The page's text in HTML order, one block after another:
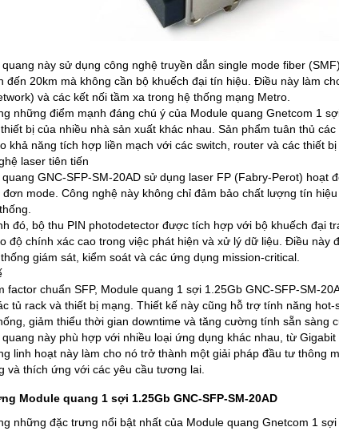
quang này sử dụng công nghệ truyền dẫn single mode fiber
đến 20km mà không cần bộ khuếch đại tín hiệu. Điều này làm
và các kết nối tầm xa trong hệ thống mạng Metro.
những điểm mạnh đáng chú ý của Module quang Gnetcom 1
bị của nhiều nhà sản xuất khác nhau. Sản phẩm tuân thủ
khả năng tích hợp liền mạch với các switch, router và các thiết bị
laser tiên tiến
quang GNC-SFP-SM-20AD sử dụng laser FP (Fabry-Perot)
mode. Công nghệ này không chỉ đảm bảo chất lượng tín
đó, bộ thu PIN photodetector được tích hợp với bộ khuếch đại
độ chính xác cao trong việc phát hiện và xử lý dữ liệu. Điều này
giám sát, kiểm soát và các ứng dụng mission-critical.
factor chuẩn SFP, Module quang 1 sợi 1.25Gb GNC-SFP-SM-
tủ rack và thiết bị mạng. Thiết kế này cũng hỗ trợ tính năng
giảm thiểu thời gian downtime và tăng cường tính sẵn sàng
quang này phù hợp với nhiều loại ứng dụng khác nhau, từ
linh hoạt này làm cho nó trở thành một giải pháp đầu tư thông
và thích ứng với các yêu cầu tương lai.
Module quang 1 sợi 1.25Gb GNC-SFP-SM-20AD
những đặc trưng nổi bật nhất của Module quang Gnetcom 1